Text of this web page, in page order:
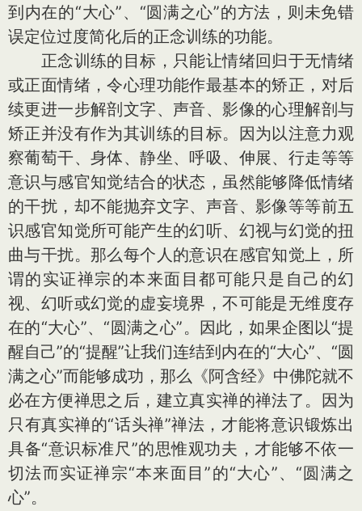
到内在的“大心”、“圆满之心”的方法，则未免错
误定位过度简化后的正念训练的功能。
正念训练的目标，只能让情绪回归于无情绪
或正面情绪，令心理功能作最基本的矫正，对后
续更进一步解剖文字、声音、影像的心理解剖与
矫正并没有作为其训练的目标。因为以注意力观
察葡萄干、身体、静坐、呼吸、伸展、行走等等
意识与感官知觉结合的状态，虽然能够降低情绪
的干扰，却不能抛弃文字、声音、影像等等前五
识感官知觉所可能产生的幻听、幻视与幻觉的扭
曲与干扰。那么每个人的意识在感官知觉上，所
谓的实证禅宗的本来面目都可能只是自己的幻
视、幻听或幻觉的虚妄境界，不可能是无维度存
在的“大心”、“圆满之心”。因此，如果企图以“提
醒自己”的“提醒”让我们连结到内在的“大心”、“圆
满之心”而能够成功，那么《阿含经》中佛陀就不
必在方便禅思之后，建立真实禅的禅法了。因为
只有真实禅的“话头禅”禅法，才能将意识锻炼出
具备“意识标准尺”的思惟观功夫，才能够不依一
切法而实证禅宗“本来面目”的“大心”、“圆满之
心”。